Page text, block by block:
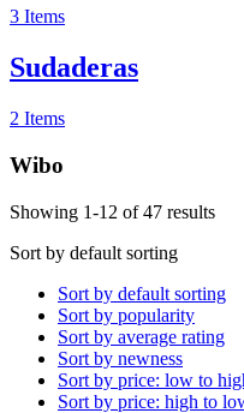
3 Items
Sudaderas
2 Items
Wibo
Showing 1-12 of 47 results
Sort by default sorting
Sort by default sorting
Sort by popularity
Sort by average rating
Sort by newness
Sort by price: low to
Sort by price: high to